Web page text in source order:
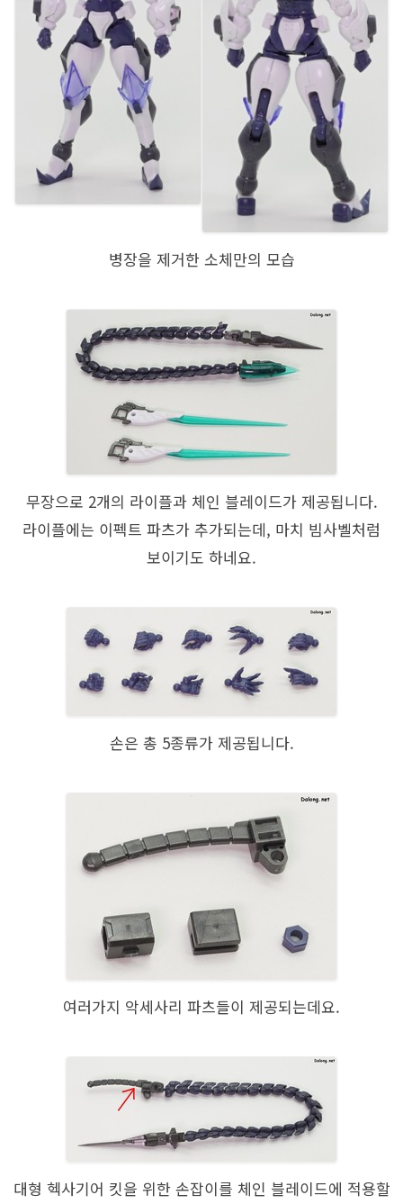
병장을 제거한 소체만의 모습
무장으로 2개의 라이플과 체인 블레이드가 제공됩니다.
라이플에는 이펙트 파츠가 추가되는데, 마치 빔사벨처럼
보이기도 하네요.
손은 총 5종류가 제공됩니다.
여러가지 악세사리 파츠들이 제공되는데요.
대형 헥사기어 킷을 위한 손잡이를 체인 블레이드에 적용할